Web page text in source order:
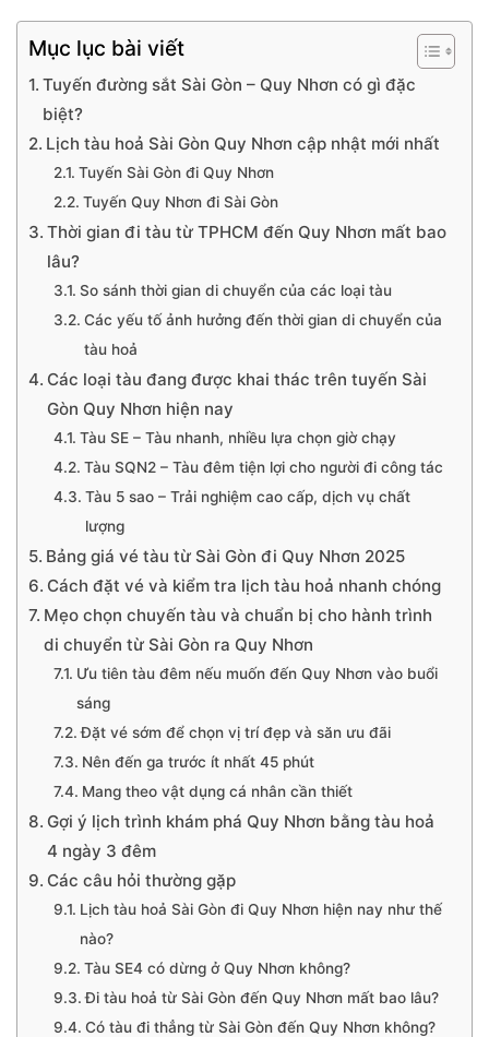
Mục lục bài viết
Tuyến đường sắt Sài Gòn – Quy Nhơn có gì đặc
biệt?
Lịch tàu hoả Sài Gòn Quy Nhơn cập nhật mới nhất
Tuyến Sài Gòn đi Quy Nhơn
Tuyến Quy Nhơn đi Sài Gòn
Thời gian đi tàu từ TPHCM đến Quy Nhơn mất bao
lâu?
So sánh thời gian di chuyển của các loại tàu
Các yếu tố ảnh hưởng đến thời gian di chuyển của
tàu hoả
Các loại tàu đang được khai thác trên tuyến Sài
Gòn Quy Nhơn hiện nay
Tàu SE – Tàu nhanh, nhiều lựa chọn giờ chạy
Tàu SQN2 – Tàu đêm tiện lợi cho người đi công tác
Tàu 5 sao – Trải nghiệm cao cấp, dịch vụ chất
lượng
Bảng giá vé tàu từ Sài Gòn đi Quy Nhơn 2025
Cách đặt vé và kiểm tra lịch tàu hoả nhanh chóng
Mẹo chọn chuyến tàu và chuẩn bị cho hành trình
di chuyển từ Sài Gòn ra Quy Nhơn
Ưu tiên tàu đêm nếu muốn đến Quy Nhơn vào buổi
sáng
Đặt vé sớm để chọn vị trí đẹp và săn ưu đãi
Nên đến ga trước ít nhất 45 phút
Mang theo vật dụng cá nhân cần thiết
Gợi ý lịch trình khám phá Quy Nhơn bằng tàu hoả
4 ngày 3 đêm
Các câu hỏi thường gặp
Lịch tàu hoả Sài Gòn đi Quy Nhơn hiện nay như thế
nào?
Tàu SE4 có dừng ở Quy Nhơn không?
Đi tàu hoả từ Sài Gòn đến Quy Nhơn mất bao lâu?
Có tàu đi thẳng từ Sài Gòn đến Quy Nhơn không?